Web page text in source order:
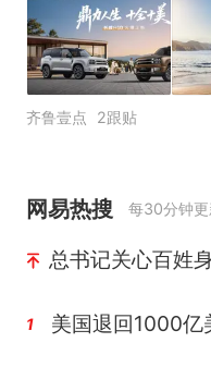
齐鲁壹点 2跟贴
网易热搜 每30分钟
总书记关心百姓
1 美国退回1000亿